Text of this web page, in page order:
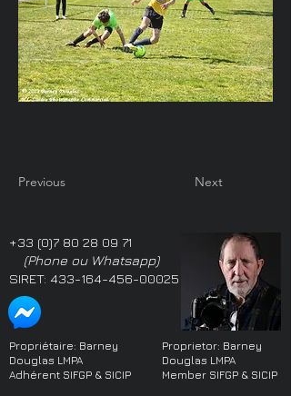
Previous Next
+33 (0)7 80 28 09 71
(Phone ou Whatsapp)
SIRET: 433-164-456-00025
Propriétaire: Barney
Douglas LMPA
Adhérent SIFGP & SICIP
Proprietor: Barney
Douglas LMPA
Member SIFGP & SICIP